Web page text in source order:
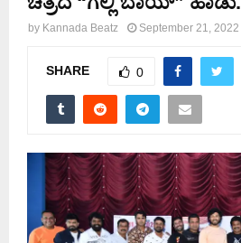
by Kannada Beatz September 21, 2022
SHARE 0